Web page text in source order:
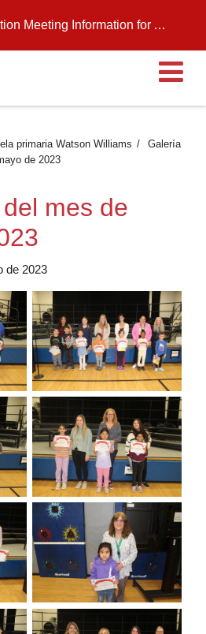
Information for August 11, 2026
primaria Watson Williams
Galería
de 2023
mes de
de 2023